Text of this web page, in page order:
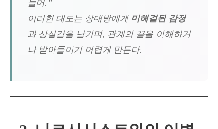
들어.”
이러한 태도는 상대방에게 미해결된 감정
과 상실감을 남기며, 관계의 끝을 이해하거
나 받아들이기 어렵게 만든다.